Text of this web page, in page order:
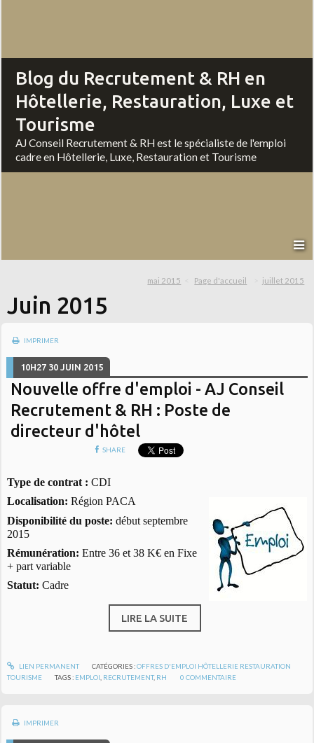
Blog du Recrutement & RH en
Hôtellerie, Restauration, Luxe et
Tourisme
AJ Conseil Recrutement & RH est le spécialiste de l'emploi
cadre en Hôtellerie, Luxe, Restauration et Tourisme
mai 2015 Page d'accueil juillet 2015
Juin 2015
IMPRIMER
10H27 30 JUIN 2015
Nouvelle offre d'emploi - AJ Conseil
Recrutement & RH : Poste de
directeur d'hôtel
SHARE
Type de contrat :CDI
Localisation:Région PACA
Disponibilité du poste:début septembre
2015
Rémunération:Entre 36 et 38 K€ en Fixe
+ part variable
Statut:Cadre
LIRE LA SUITE
LIEN PERMANENT CATÉGORIES :OFFRES D'EMPLOI HÔTELLERIE RESTAURATION
TOURISME
TAGS : EMPLOI RECRUTEMENT, RH 0 COMMENTAIRE
IMPRIMER